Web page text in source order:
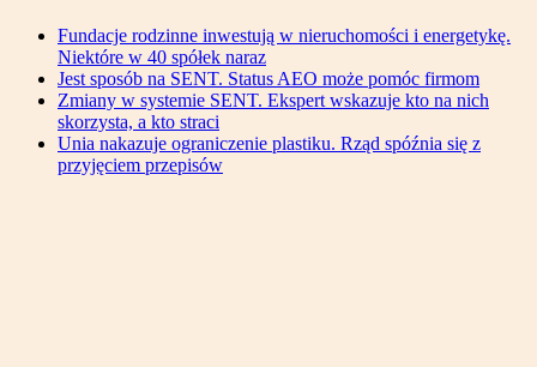
Fundacje rodzinne inwestują w nieruchomości i energetykę.
Niektóre w 40 spółek naraz
Jest sposób na SENT. Status AEO może pomóc firmom
Zmiany w systemie SENT. Ekspert wskazuje kto na nich
skorzysta, a kto straci
Unia nakazuje ograniczenie plastiku. Rząd spóźnia się z
przyjęciem przepisów